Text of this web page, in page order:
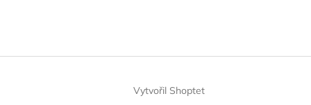
Vytvořil Shoptet